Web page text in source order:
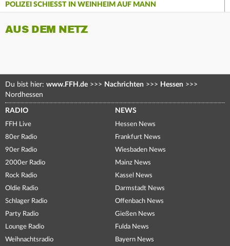
POLIZEI SCHIESST IN WEINHEIM AUF MANN
AUS DEM NETZ
Du bist hier: www.FFH.de >>> Nachrichten >>> Hessen >>>
Nordhessen
RADIO
FFH Live
80er Radio
90er Radio
2000er Radio
Rock Radio
Oldie Radio
Schlager Radio
Party Radio
Lounge Radio
Weihnachtsradio
NEWS
Hessen News
Frankfurt News
Wiesbaden News
Mainz News
Kassel News
Darmstadt News
Offenbach News
Gießen News
Fulda News
Bayern News